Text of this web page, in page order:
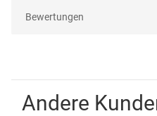
Bewertungen
Andere